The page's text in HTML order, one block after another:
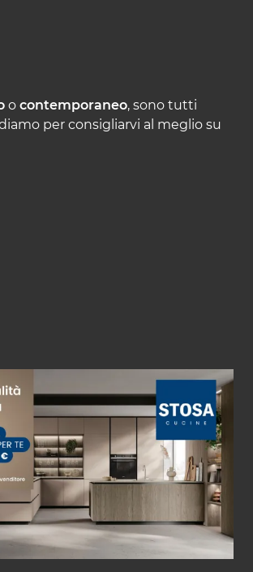
o contemporaneo, sono tutti
per consigliarvi al meglio su